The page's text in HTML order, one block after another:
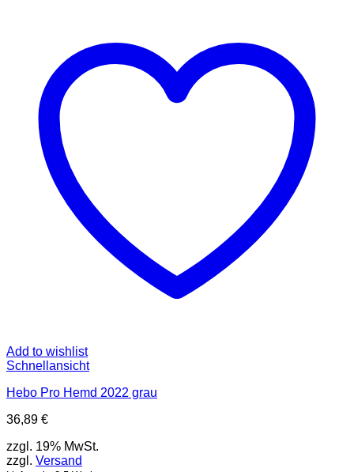
Optionen
können
Produktseite
gewählt
werden
Add to wishlist
Schnellansicht
Hebo Pro Hemd 2022 grau
36,89 €
zzgl. 19% MwSt.
zzgl. Versand